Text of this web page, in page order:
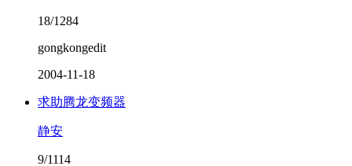
18/1284
gongkongedit
2004-11-18
求助腾龙变频器
静安
9/1114